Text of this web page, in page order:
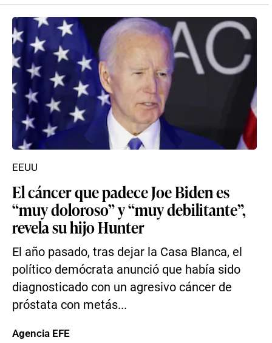
El cáncer que padece Joe Biden es
“muy doloroso” y “muy debilitante”,
revela su hijo Hunter
El año pasado, tras dejar la Casa Blanca, el
político demócrata anunció que había sido
diagnosticado con un agresivo cáncer de
próstata con metás...
EEUU
Agencia EFE